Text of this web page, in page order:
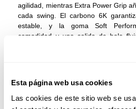
Esta página web usa cookies
Las cookies de este sitio web se
agilidad, mientras Extra Power Grip
cada swing. El carbono 6K
estable, y la goma Soft
comodidad y una salida de bola
Decal podrás imprimir más efecto y
control total. Una pala profesional